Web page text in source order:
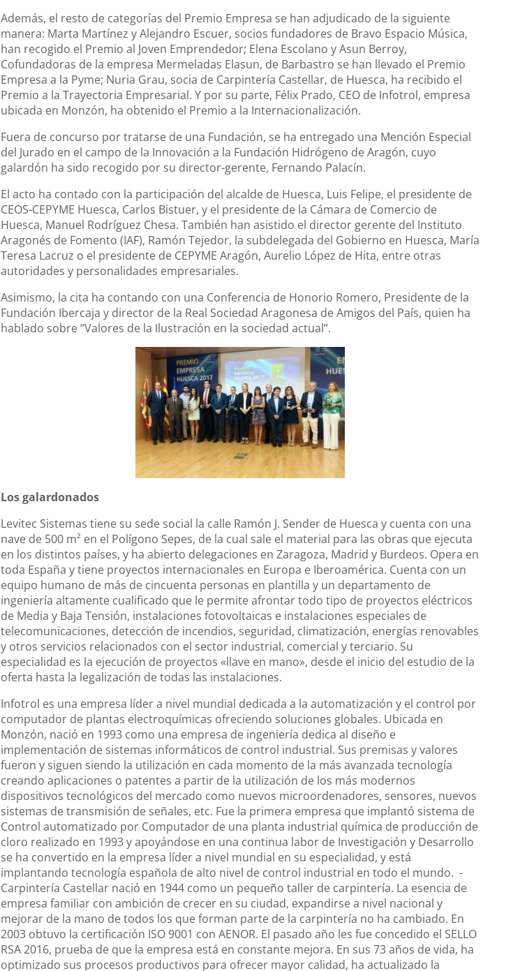
Además, el resto de categorías del Premio Empresa se han adjudicado de la siguiente
manera: Marta Martínez y Alejandro Escuer, socios fundadores de Bravo Espacio Música,
han recogido el Premio al Joven Emprendedor; Elena Escolano y Asun Berroy,
Cofundadoras de la empresa Mermeladas Elasun, de Barbastro se han llevado el Premio
Empresa a la Pyme; Nuria Grau, socia de Carpintería Castellar, de Huesca, ha recibido el
Premio a la Trayectoria Empresarial. Y por su parte, Félix Prado, CEO de Infotrol, empresa
ubicada en Monzón, ha obtenido el Premio a la Internacionalización.
Fuera de concurso por tratarse de una Fundación, se ha entregado una Mención Especial
del Jurado en el campo de la Innovación a la Fundación Hidrógeno de Aragón, cuyo
galardón ha sido recogido por su director-gerente, Fernando Palacín.
El acto ha contado con la participación del alcalde de Huesca, Luis Felipe, el presidente de
CEOS-CEPYME Huesca, Carlos Bistuer, y el presidente de la Cámara de Comercio de
Huesca, Manuel Rodríguez Chesa. También han asistido el director gerente del Instituto
Aragonés de Fomento (IAF), Ramón Tejedor, la subdelegada del Gobierno en Huesca, María
Teresa Lacruz o el presidente de CEPYME Aragón, Aurelio López de Hita, entre otras
autoridades y personalidades empresariales.
Asimismo, la cita ha contando con una Conferencia de Honorio Romero, Presidente de la
Fundación Ibercaja y director de la Real Sociedad Aragonesa de Amigos del País, quien ha
hablado sobre “Valores de la Ilustración en la sociedad actual”.
Los galardonados
Levitec Sistemas tiene su sede social la calle Ramón J. Sender de Huesca y cuenta con una
nave de 500 m² en el Polígono Sepes, de la cual sale el material para las obras que ejecuta
en los distintos países, y ha abierto delegaciones en Zaragoza, Madrid y Burdeos. Opera en
toda España y tiene proyectos internacionales en Europa e Iberoamérica. Cuenta con un
equipo humano de más de cincuenta personas en plantilla y un departamento de
ingeniería altamente cualificado que le permite afrontar todo tipo de proyectos eléctricos
de Media y Baja Tensión, instalaciones fotovoltaicas e instalaciones especiales de
telecomunicaciones, detección de incendios, seguridad, climatización, energías renovables
y otros servicios relacionados con el sector industrial, comercial y terciario. Su
especialidad es la ejecución de proyectos «llave en mano», desde el inicio del estudio de la
oferta hasta la legalización de todas las instalaciones.
Infotrol es una empresa líder a nivel mundial dedicada a la automatización y el control por
computador de plantas electroquímicas ofreciendo soluciones globales. Ubicada en
Monzón, nació en 1993 como una empresa de ingeniería dedica al diseño e
implementación de sistemas informáticos de control industrial. Sus premisas y valores
fueron y siguen siendo la utilización en cada momento de la más avanzada tecnología
creando aplicaciones o patentes a partir de la utilización de los más modernos
dispositivos tecnológicos del mercado como nuevos microordenadores, sensores, nuevos
sistemas de transmisión de señales, etc. Fue la primera empresa que implantó sistema de
Control automatizado por Computador de una planta industrial química de producción de
cloro realizado en 1993 y apoyándose en una continua labor de Investigación y Desarrollo
se ha convertido en la empresa líder a nivel mundial en su especialidad, y está
implantando tecnología española de alto nivel de control industrial en todo el mundo. -
Carpintería Castellar nació en 1944 como un pequeño taller de carpintería. La esencia de
empresa familiar con ambición de crecer en su ciudad, expandirse a nivel nacional y
mejorar de la mano de todos los que forman parte de la carpintería no ha cambiado. En
2003 obtuvo la certificación ISO 9001 con AENOR. El pasado año les fue concedido el SELLO
RSA 2016, prueba de que la empresa está en constante mejora. En sus 73 años de vida, ha
optimizado sus procesos productivos para ofrecer mayor calidad, ha actualizado la